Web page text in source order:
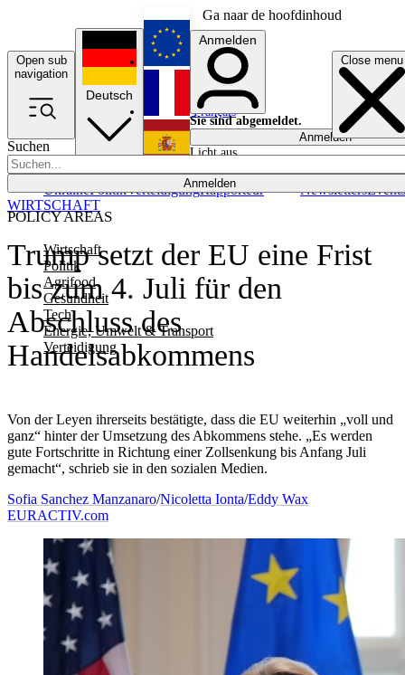
Ga naar de hoofdinhoud
Open sub
navigation
Close menu
Suchen
Anmelden
POLICY AREAS
Wirtschaft
Politik
Agrifood
Gesundheit
Tech
Energie, Umwelt & Transport
Verteidigung
UkrainePolitikVerteidigungRapporteur NewslettersEvents
Deutsch
English
Français
Anmelden
Sie sind abgemeldet.
Anmelden
Licht aus
Trump setzt der EU eine Frist
bis zum 4. Juli für den
Abschluss des
Handelsabkommens
Von der Leyen ihrerseits bestätigte, dass die EU weiterhin „voll und
ganz“ hinter der Umsetzung des Abkommens stehe. „Es werden
gute Fortschritte in Richtung einer Zollsenkung bis Anfang Juli
gemacht“, schrieb sie in den sozialen Medien.
WIRTSCHAFT
Sofia Sanchez Manzanaro/Nicoletta Ionta/Eddy Wax
EURACTIV.com